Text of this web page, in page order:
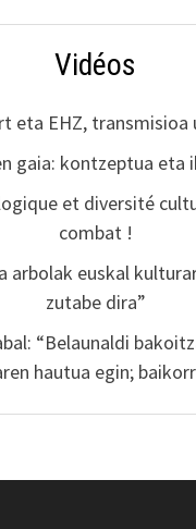
Vidéos
eta EHZ, transmisioa
gaia: kontzeptua eta
et diversité
combat !
arbolak euskal
zutabe dira”
“Belaunaldi
hautua egin;